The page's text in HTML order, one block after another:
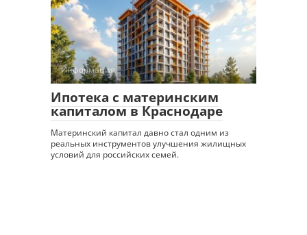
Информация 0
Ипотека с материнским
капиталом в Краснодаре
Материнский капитал давно стал одним из
реальных инструментов улучшения жилищных
условий для российских семей.